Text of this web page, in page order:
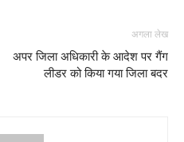
अगला लेख
अपर जिला अधिकारी के आदेश पर गैंग
लीडर को किया गया जिला बदर